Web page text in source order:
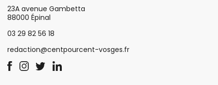
23A avenue Gambetta
88000 Épinal
03 29 82 56 18
redaction@centpourcent-vosges.fr